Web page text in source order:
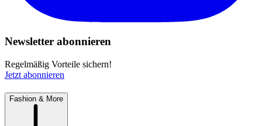
Newsletter abonnieren
Regelmäßig Vorteile sichern!
Jetzt abonnieren
Fashion & More